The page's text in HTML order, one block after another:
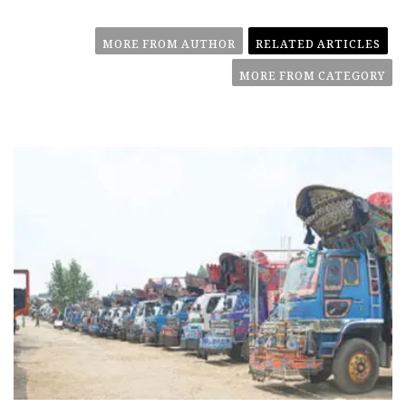
RELATED ARTICLES
MORE FROM AUTHOR
MORE FROM CATEGORY